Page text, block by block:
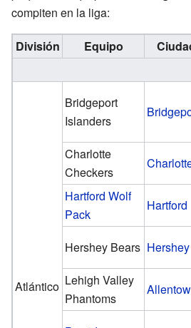
compiten en la liga:
División Equipo
Atlántico
Bridgeport
Islanders
Charlotte
Checkers
Hartford Wolf
Pack
Hartford
Hershey Bears Hershey
Lehigh Valley
Phantoms